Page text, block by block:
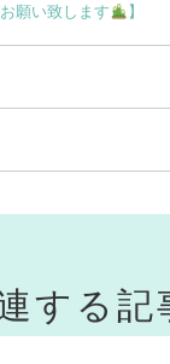
願い致します 】
する記